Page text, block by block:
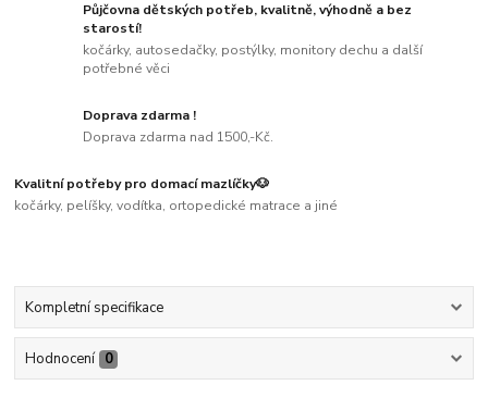
Půjčovna dětských potřeb, kvalitně, výhodně a bez
starostí!
kočárky, autosedačky, postýlky, monitory dechu a další
potřebné věci
Doprava zdarma !
Doprava zdarma nad 1500,-Kč.
Kvalitní potřeby pro domací mazlíčky🐶
kočárky, pelíšky, vodítka, ortopedické matrace a jiné
Kompletní specifikace
Hodnocení 0